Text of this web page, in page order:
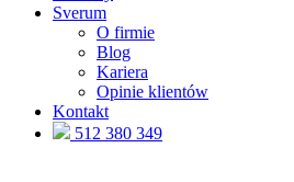
Sverum
O firmie
Blog
Kariera
Opinie klientów
Kontakt
512 380 349